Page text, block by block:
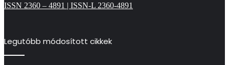
ISSN 2360 – 4891 | ISSN-L 2360-4891
Legutóbb módosított cikkek